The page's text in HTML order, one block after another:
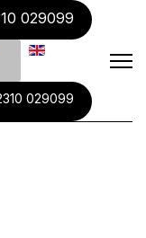
029099
029099